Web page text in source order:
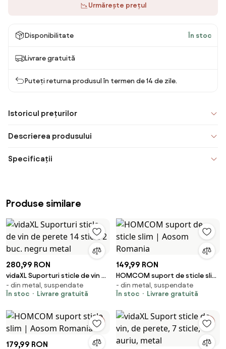
Urmărește prețul
Disponibilitate În stoc
Livrare gratuită
Puteți returna produsul în termen de 14 de zile.
Istoricul prețurilor
Descrierea produsului
Specificații
Produse similare
280,99 RON
vidaXL Suporturi sticle de vin de
perete 14 sticle 2 buc. negru
metal
- din metal, suspendate
În stoc
Livrare gratuită
149,99 RON
HOMCOM suport de sticle slim
| Aosom Romania
- din metal, suspendate
În stoc
Livrare gratuită
179,99 RON